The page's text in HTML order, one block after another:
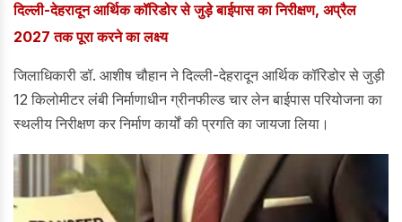
दिल्ली-देहरादून आर्थिक कॉरिडोर से जुड़े बाईपास का निरीक्षण, अप्रैल
2027 तक पूरा करने का लक्ष्य
जिलाधिकारी डॉ. आशीष चौहान ने दिल्ली-देहरादून आर्थिक कॉरिडोर से जुड़ी
12 किलोमीटर लंबी निर्माणाधीन ग्रीनफील्ड चार लेन बाईपास परियोजना का
स्थलीय निरीक्षण कर निर्माण कार्यों की प्रगति का जायजा लिया।